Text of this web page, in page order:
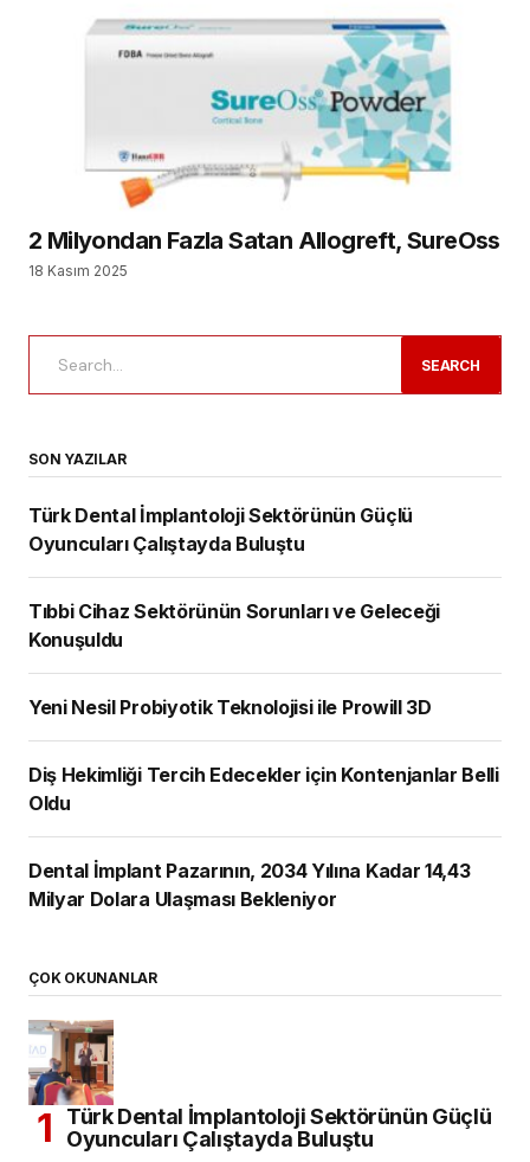
2 Milyondan Fazla Satan Allogreft, SureOss
18 Kasım 2025
SEARCH
SON YAZILAR
Türk Dental İmplantoloji Sektörünün Güçlü
Oyuncuları Çalıştayda Buluştu
Tıbbi Cihaz Sektörünün Sorunları ve Geleceği
Konuşuldu
Yeni Nesil Probiyotik Teknolojisi ile Prowill 3D
Diş Hekimliği Tercih Edecekler için Kontenjanlar Belli
Oldu
Dental İmplant Pazarının, 2034 Yılına Kadar 14,43
Milyar Dolara Ulaşması Bekleniyor
ÇOK OKUNANLAR
Türk Dental İmplantoloji Sektörünün Güçlü
Oyuncuları Çalıştayda Buluştu